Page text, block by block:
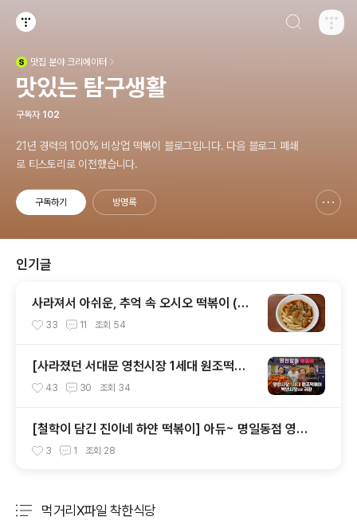
맛집 분야 크리에이터
맛있는 탐구생활
구독자 102
21년 경력의 100% 비상업 떡볶이 블로그입니다. 다음 블로그 폐쇄
로 티스토리로 이전했습니다.
구독하기 방명록
인기글
사라져서 아쉬운, 추억 속 오시오 떡볶이 (+
나루 떡볶이)
33 11 조회 54
[사라졌던 서대문 영천시장 1세대 원조떡볶
이] 수유동 백년시장 '영천할매떡볶이'로 귀
43 30 조회 34
[철학이 담긴 진이네 하얀 떡볶이] 아듀~ 명일동점 영업
마감, 하남 미사점 이전하다
3 1 조회 28
먹거리X파일 착한식당